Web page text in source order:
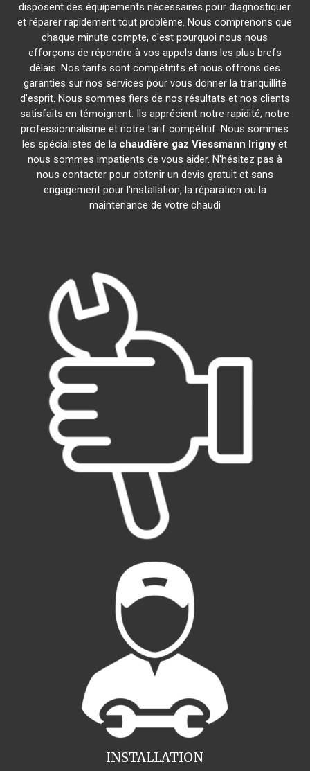
disposent des équipements nécessaires pour diagnostiquer
et réparer rapidement tout problème. Nous comprenons que
chaque minute compte, c'est pourquoi nous nous
efforçons de répondre à vos appels dans les plus brefs
délais. Nos tarifs sont compétitifs et nous offrons des
garanties sur nos services pour vous donner la tranquillité
d'esprit. Nous sommes fiers de nos résultats et nos clients
satisfaits en témoignent. Ils apprécient notre rapidité, notre
professionnalisme et notre tarif compétitif. Nous sommes
les spécialistes de la chaudière gaz Viessmann Irignyet
nous sommes impatients de vous aider. N'hésitez pas à
nous contacter pour obtenir un devis gratuit et sans
engagement pour l'installation, la réparation ou la
maintenance de votre chaudi
INSTALLATION